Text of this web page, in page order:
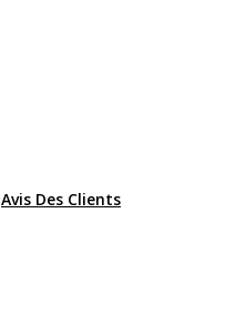
Avis Des Clients